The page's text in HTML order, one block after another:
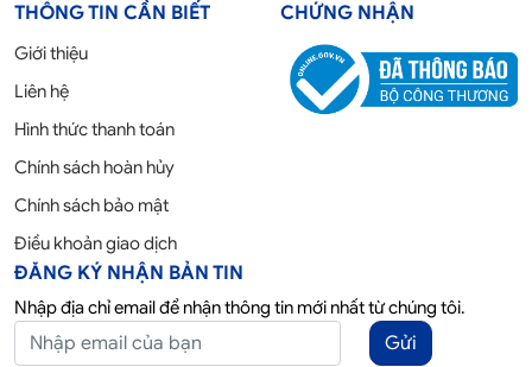
THÔNG TIN CẦN BIẾT
Giới thiệu
Liên hệ
Hình thức thanh toán
Chính sách hoàn hủy
Chính sách bảo mật
Điều khoản giao dịch
CHỨNG NHẬN
ĐĂNG KÝ NHẬN BẢN TIN
Nhập địa chỉ email để nhận thông tin mới nhất từ chúng tôi.
Gửi